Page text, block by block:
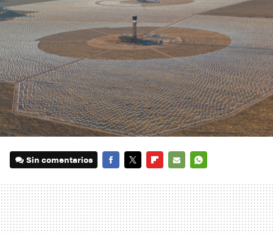
Sin comentarios
MAIL